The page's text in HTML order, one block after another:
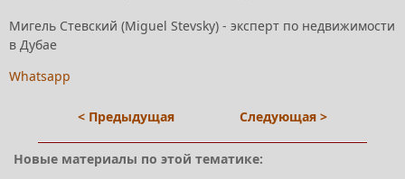
Мигель Стевский (Miguel Stevsky) - эксперт по недвижимости
в Дубае
Whatsapp
< Предыдущая Следующая >
Новые материалы по этой тематике: